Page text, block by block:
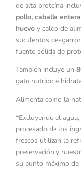
de alta proteína
pollo, caballa
huevo y caldo de
suculentos
fuente sólida de
También incluye un
gato nutrido e
Alimenta como la
*Excluyendo el
procesado de los
frescos utilizan la
preservación y
su punto máximo de